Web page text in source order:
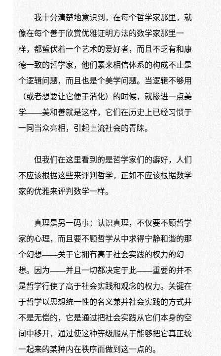
我十分清楚地意识到，在每个哲学家那里，就
像在每个善于欣赏优雅证明方法的数学家那里一
样，都蜇伏着一个艺术的爱好者，而且不乏有和康
德一致的哲学家，他们素来相信体系的构成不止是
个逻辑问题，而且也是个美学问题。当逻辑不够用
（或者想要让它便于消化）的时候，就掺进一点美
学——美和善就是这样，它们在历史上已经习惯于
一同当众亮相，引起上流社会的青睐。
但我们在这里看到的是哲学家们的癖好，人们
不应该根据这些来评判哲学，正如不应该根据数学
家的优雅来评判数学一样。
真理是另一码事：认识真理，不仅要不顾哲学
家的心理，而且要不顾哲学从中求得宁静和谐的那
个幻想——关于它拥有高于社会实践的权力的幻
想。因为——并且一切都决定于此——重要的并不
是哲学行使了高于社会实践和观念的权力。关键在
于哲学以思想统一性的名义兼并社会实践的方式并
不是无偿的，它是通过把社会实践从它们本身的空
间中移开，通过使这种等级服从于能够把它真正统
一起来的某种内在秩序而做到这一点的。